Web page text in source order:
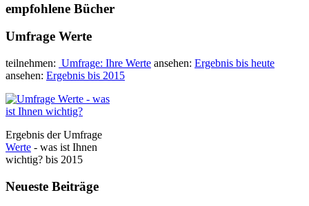
empfohlene Bücher
Umfrage Werte
teilnehmen: Umfrage: Ihre Werte ansehen: Ergebnis bis heute
ansehen: Ergebnis bis 2015
Ergebnis der Umfrage
Werte - was ist Ihnen
wichtig? bis 2015
Neueste Beiträge